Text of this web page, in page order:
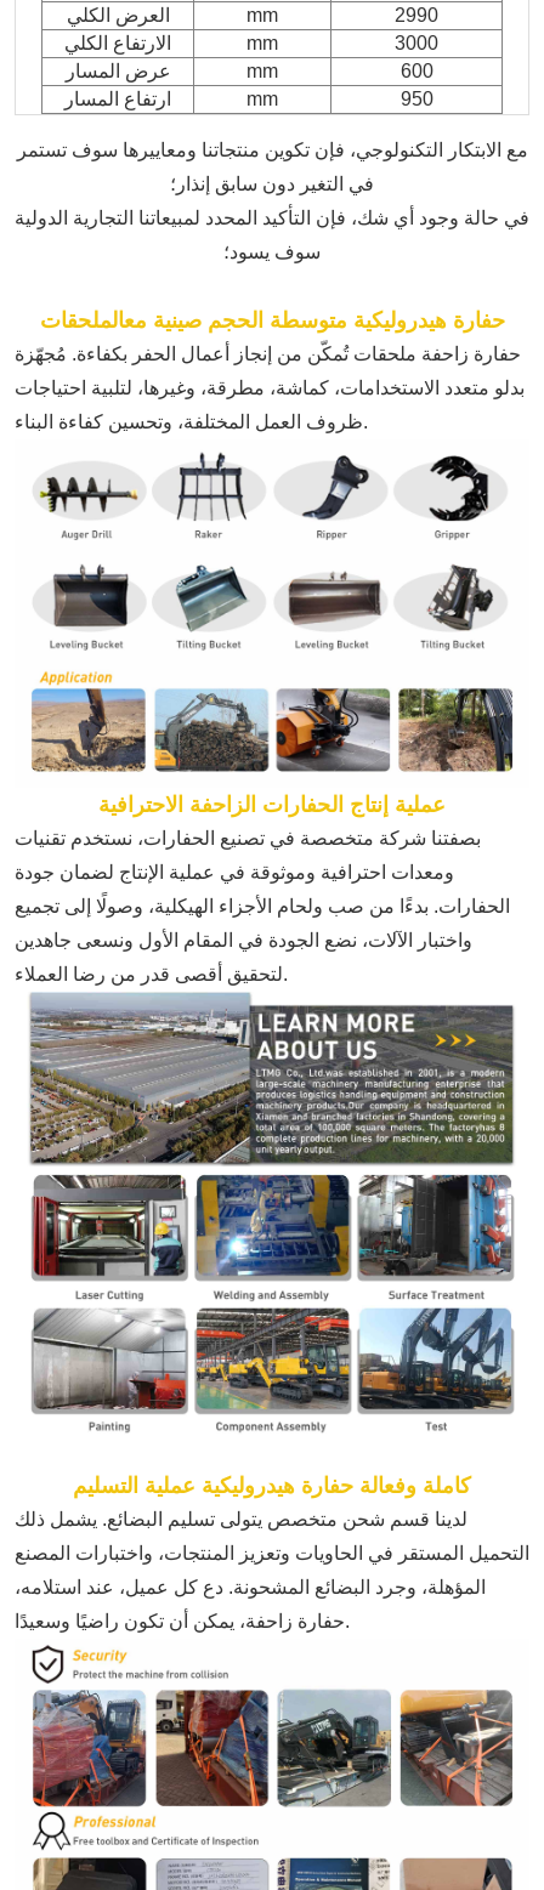
العرض الكلي
mm
2990
الارتفاع الكلي
mm
3000
عرض المسار
mm
600
ارتفاع المسار
mm 950
مع الابتكار التكنولوجي، فإن تكوين منتجاتنا ومعاييرها سوف تستمر
في التغير دون سابق إنذار؛
في حالة وجود أي شك، فإن التأكيد المحدد لمبيعاتنا التجارية الدولية
سوف يسود؛
حفارة هيدروليكية متوسطة الحجم صينية معالملحقات
حفارة زاحفة ملحقات تُمكّن من إنجاز أعمال الحفر بكفاءة. مُجهّزة
بدلو متعدد الاستخدامات، كماشة، مطرقة، وغيرها، لتلبية احتياجات
ظروف العمل المختلفة، وتحسين كفاءة البناء.
عملية إنتاج الحفارات الزاحفة الاحترافية
بصفتنا شركة متخصصة في تصنيع الحفارات، نستخدم تقنيات
ومعدات احترافية وموثوقة في عملية الإنتاج لضمان جودة
الحفارات. بدءًا من صب ولحام الأجزاء الهيكلية، وصولًا إلى تجميع
واختبار الآلات، نضع الجودة في المقام الأول ونسعى جاهدين
لتحقيق أقصى قدر من رضا العملاء.
كاملة وفعالة حفارة هيدروليكية عملية التسليم
لدينا قسم شحن متخصص يتولى تسليم البضائع. يشمل ذلك
التحميل المستقر في الحاويات وتعزيز المنتجات، واختبارات المصنع
المؤهلة، وجرد البضائع المشحونة. دع كل عميل، عند استلامه،
حفارة زاحفة، يمكن أن تكون راضيًا وسعيدًا.